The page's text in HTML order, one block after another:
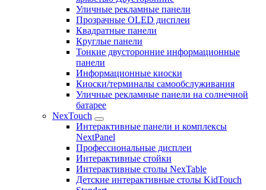
Уличные рекламные панели
Прозрачные OLED дисплеи
Квадратные панели
Круглые панели
Тонкие двусторонние информационные
панели
Информационные киоски
Киоски/терминалы самообслуживания
Уличные рекламные панели на солнечной
батарее
NexTouch
Интерактивные панели и комплексы
NextPanel
Профессиональные дисплеи
Интерактивные стойки
Интерактивные столы NexTable
Детские интерактивные столы KidTouch